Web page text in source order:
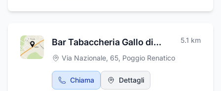
genere alimentare, con la possibilità di
minerbio da: "C'era una volta un pezzo di
pane" in via Garibaldi 4ab Minerbio tel:
3282415087
Bar Tabaccheria Gallo di Wu Jing 5.1 km
Via Nazionale, 65, Poggio Renatico
Chiama Dettagli